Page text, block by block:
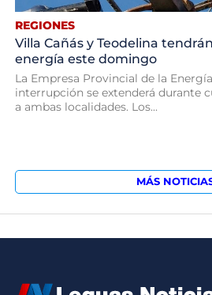
REGIONES
Villa Cañás y Teodelina
energía este domingo
La Empresa Provincial de la
interrupción se extenderá durante
a ambas localidades. Los...
MÁS